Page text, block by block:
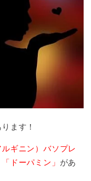
ます！
ルギニン）バソプレ
ドーパミン」 があ